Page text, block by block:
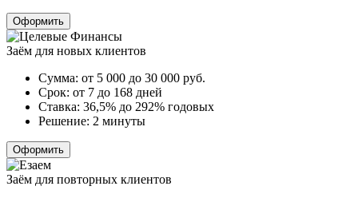
Оформить
Заём для новых клиентов
Сумма: от 5 000 до 30 000 руб.
Срок: от 7 до 168 дней
Ставка: 36,5% до 292% годовых
Решение: 2 минуты
Оформить
Заём для повторных клиентов